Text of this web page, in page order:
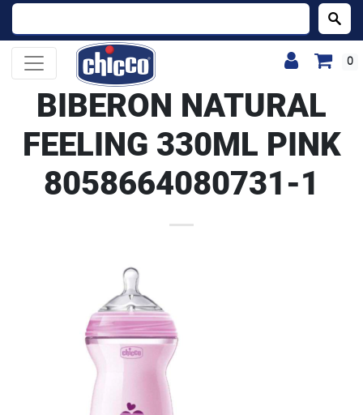
Buscar:
0
BIBERON NATURAL
FEELING 330ML PINK
8058664080731-1